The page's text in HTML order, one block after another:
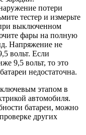
потери
тестер и измерьте
выключенном
фары на полную
Напряжение не
вольт. Если
9,5 вольт, то это
недостаточна.
ключевым этапом в
автомобиля.
батареи, можно
других